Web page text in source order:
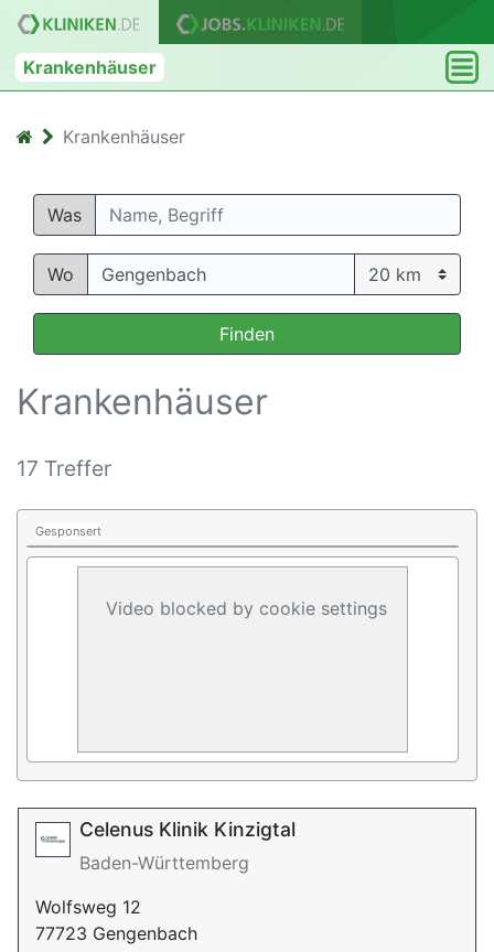
Krankenhäuser
Krankenhäuser
Was
Wo
Finden
Krankenhäuser
17 Treffer
Gesponsert
Video blocked by cookie settings
Celenus Klinik Kinzigtal
Baden-Württemberg
Wolfsweg 12
77723 Gengenbach